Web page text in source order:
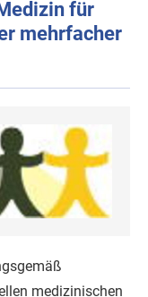
für
mehrfacher
medizinischen